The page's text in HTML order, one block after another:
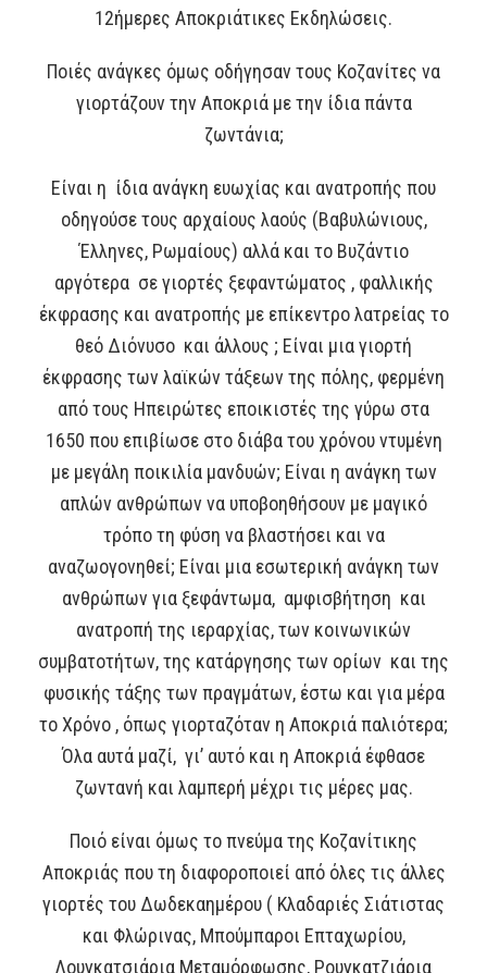
12ήμερες Αποκριάτικες Εκδηλώσεις.
Ποιές ανάγκες όμως οδήγησαν τους Κοζανίτες να
γιορτάζουν την Αποκριά με την ίδια πάντα
ζωντάνια;
Είναι η ίδια ανάγκη ευωχίας και ανατροπής που
οδηγούσε τους αρχαίους λαούς (Βαβυλώνιους,
Έλληνες, Ρωμαίους) αλλά και το Βυζάντιο
αργότερα σε γιορτές ξεφαντώματος , φαλλικής
έκφρασης και ανατροπής με επίκεντρο λατρείας το
θεό Διόνυσο και άλλους ; Είναι μια γιορτή
έκφρασης των λαϊκών τάξεων της πόλης, φερμένη
από τους Ηπειρώτες εποικιστές της γύρω στα
1650 που επιβίωσε στο διάβα του χρόνου ντυμένη
με μεγάλη ποικιλία μανδυών; Είναι η ανάγκη των
απλών ανθρώπων να υποβοηθήσουν με μαγικό
τρόπο τη φύση να βλαστήσει και να
αναζωογονηθεί; Είναι μια εσωτερική ανάγκη των
ανθρώπων για ξεφάντωμα, αμφισβήτηση και
ανατροπή της ιεραρχίας, των κοινωνικών
συμβατοτήτων, της κατάργησης των ορίων και της
φυσικής τάξης των πραγμάτων, έστω και για μέρα
το Χρόνο , όπως γιορταζόταν η Αποκριά παλιότερα;
Όλα αυτά μαζί, γι’ αυτό και η Αποκριά έφθασε
ζωντανή και λαμπερή μέχρι τις μέρες μας.
Ποιό είναι όμως το πνεύμα της Κοζανίτικης
Αποκριάς που τη διαφοροποιεί από όλες τις άλλες
γιορτές του Δωδεκαημέρου ( Κλαδαριές Σιάτιστας
και Φλώρινας, Μπούμπαροι Επταχωρίου,
Λουγκατσιάρια Μεταμόρφωσης, Ρουγκατζιάρια